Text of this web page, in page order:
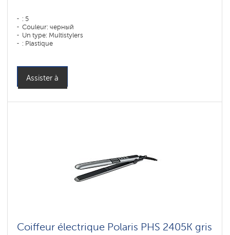
: 5
Couleur: черный
Un type: Multistylers
: Plastique
Assister à
Coiffeur électrique Polaris PHS 2405K gris